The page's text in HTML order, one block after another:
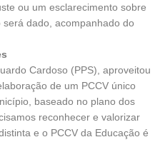
ou um esclarecimento sobre
dado, acompanhado do
Cardoso (PPS), aproveitou
de um PCCV único
baseado no plano dos
reconhecer e valorizar
e o PCCV da Educação é